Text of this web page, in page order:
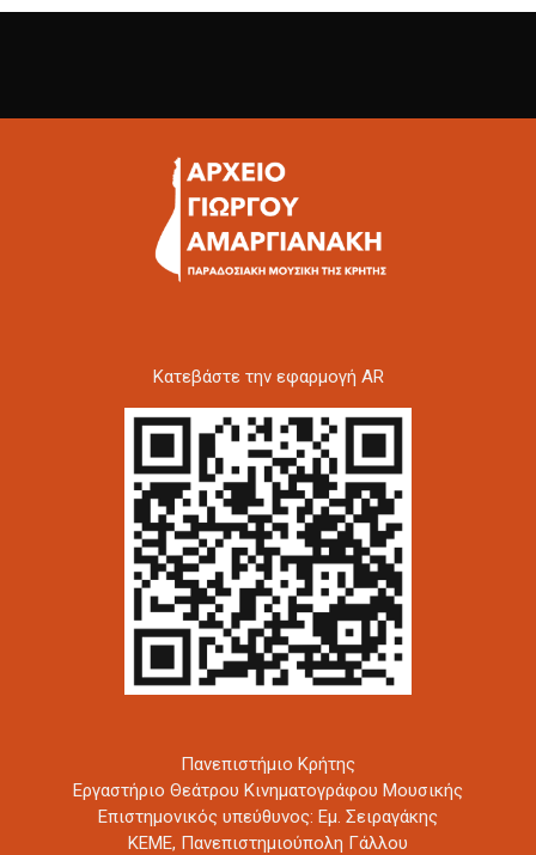
Kατεβάστε την εφαρμογή AR
Πανεπιστήμιο Κρήτης
Εργαστήριο Θεάτρου Κινηματογράφου Μουσικής
Επιστημονικός υπεύθυνος: Εμ. Σειραγάκης
ΚΕΜΕ, Πανεπιστημιούπολη Γάλλου